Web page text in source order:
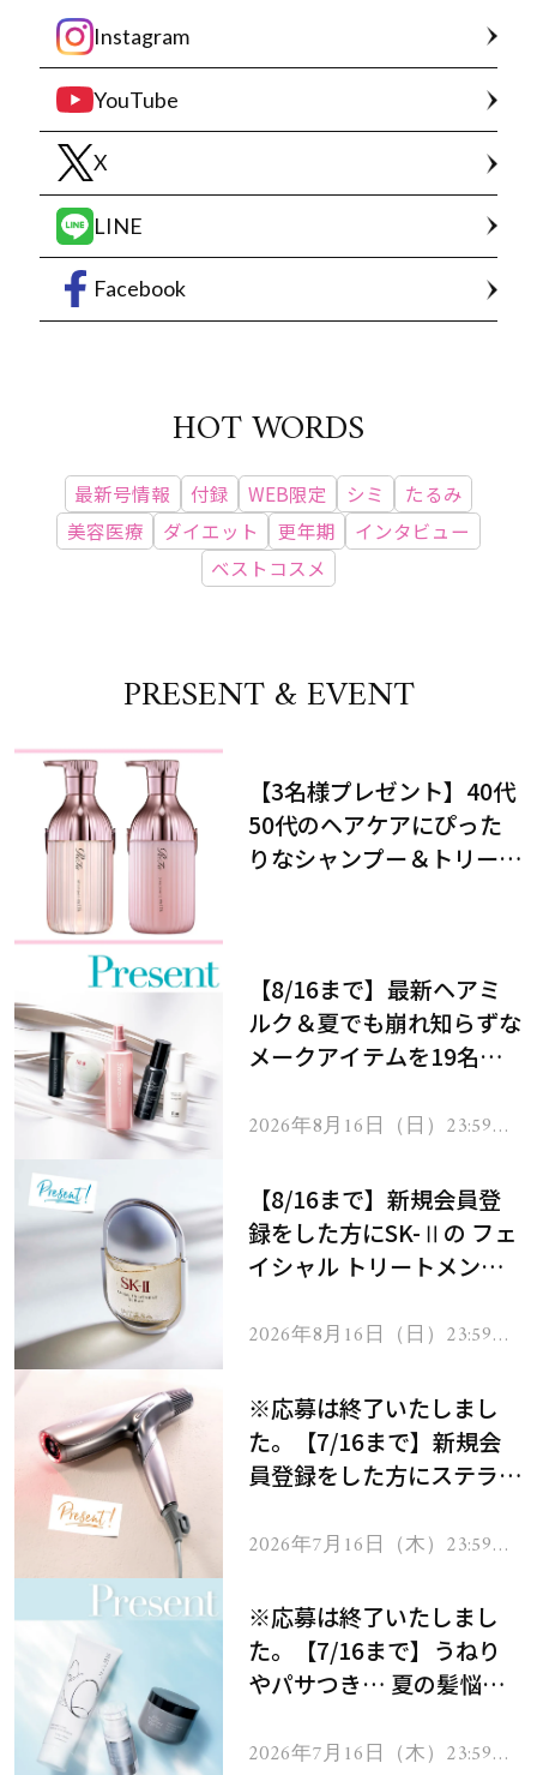
Instagram
YouTube
X
LINE
Facebook
HOT WORDS
最新号情報 付録 WEB限定 シミ
たるみ
美容医療
ダイエット 更年期
インタビュー
ベストコスメ
PRESENT & EVENT
【3名様プレゼント】40代
50代のヘアケアにぴった
りなシャンプー＆トリート
【8/16まで】最新ヘアミ
ルク＆夏でも崩れ知らずな
メークアイテムを19名様
2026年8月16日（日）23:59ま
【8/16まで】新規会員登
録をした方にSK-Ⅱの フェ
イシャル トリートメント
2026年8月16日（日）23:59ま
※応募は終了いたしまし
た。【7/16まで】新規会
員登録をした方にステラボ
ヘアドライヤー ジュエル
2026年7月16日（木）23:59ま
※応募は終了いたしまし
た。【7/16まで】うねり
やパサつき… 夏の髪悩み
ムを13名様にプレゼン
2026年7月16日（木）23:59ま